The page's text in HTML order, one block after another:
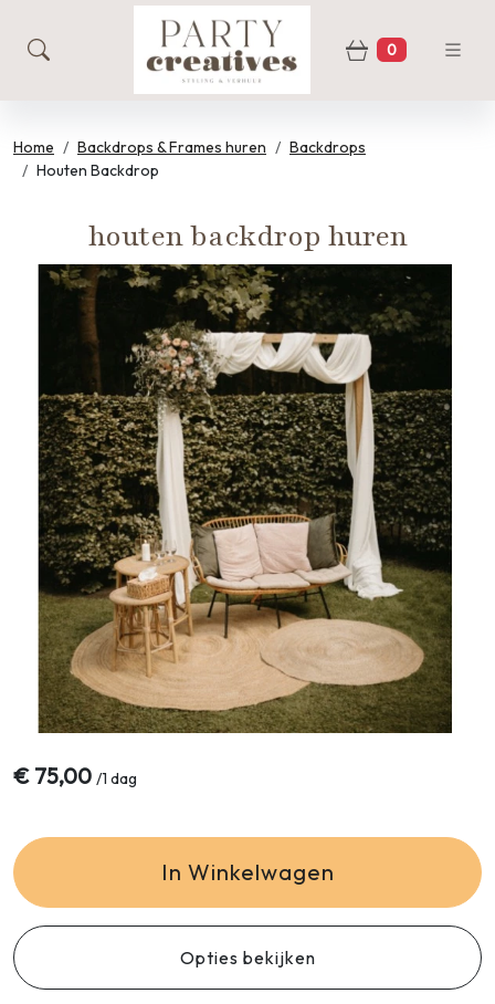
zoeken
0
Home Backdrops & Frames huren
Backdrops
Houten Backdrop
houten backdrop huren
€ 75,00 /1 dag
In Winkelwagen
Opties bekijken